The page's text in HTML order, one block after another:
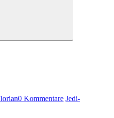
0 Kommentare Jedi-